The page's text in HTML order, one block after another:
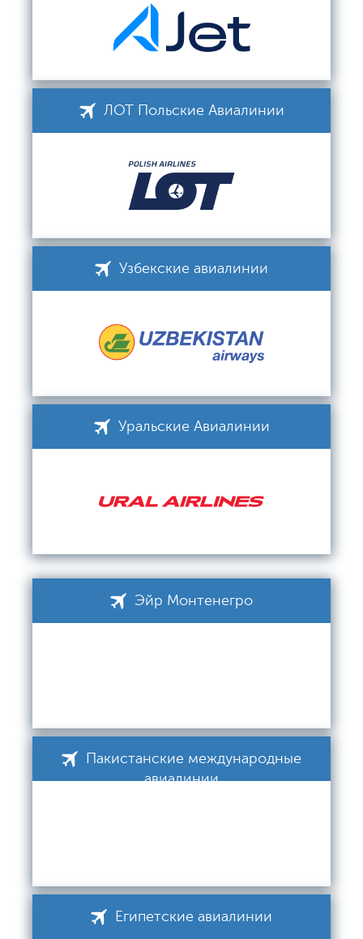
ЛОТ Польские Авиалинии
Узбекские авиалинии
Уральские Авиалинии
Эйр Монтенегро
Пакистанские международные
авиалинии
Египетские авиалинии